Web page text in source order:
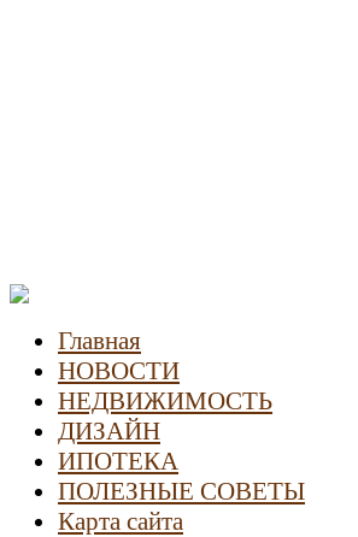
Главная
НОВОСТИ
НЕДВИЖИМОСТЬ
ДИЗАЙН
ИПОТЕКА
ПОЛЕЗНЫЕ СОВЕТЫ
Карта сайта